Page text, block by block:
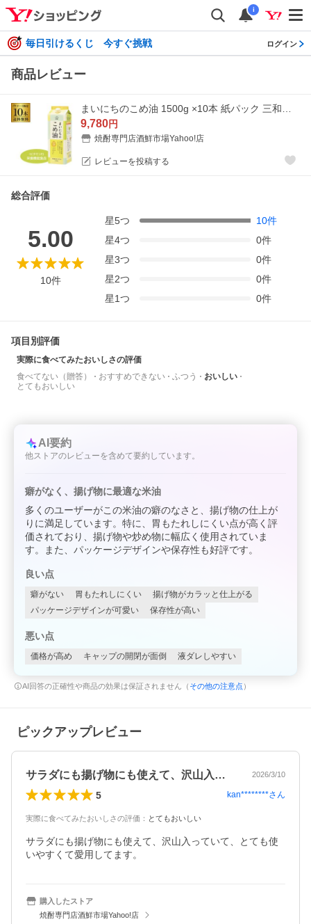
i
毎日引けるくじ 今すぐ挑戦 ログイン
商品レビュー
9,780円
焼酎専門店酒鮮市場Yahoo!店
レビューを投稿する
総合評価
5.00
10件
星5つ 10件
星4つ 0件
星3つ 0件
星2つ 0件
星1つ 0件
項目別評価
実際に食べてみたおいしさの評価
食べてない（贈答）
おすすめできない ふつう
おいしい
とてもおいしい
AI要約
他ストアのレビューを含めて要約しています。
癖がなく、揚げ物に最適な米油
多くのユーザーがこの米油の癖のなさと、揚げ物の仕上が
りに満足しています。特に、胃もたれしにくい点が高く評
価されており、揚げ物や炒め物に幅広く使用されていま
す。また、パッケージデザインや保存性も好評です。
良い点
癖がない 胃もたれしにくい
揚げ物がカラッと仕上がる
パッケージデザインが可愛い
保存性が高い
悪い点
価格が高め キャップの開閉が面倒 液ダレしやすい
AI回答の正確性や商品の効果は保証されません（ その他の注意点 ）
ピックアップレビュー
サラダにも揚げ物にも使えて、沢山入って… 2026/3/10
5 kan********さん
実際に食べてみたおいしさの評価 ： とてもおいしい
サラダにも揚げ物にも使えて、沢山入っていて、とても使
いやすくて愛用してます。
購入したストア
焼酎専門店酒鮮市場Yahoo!店